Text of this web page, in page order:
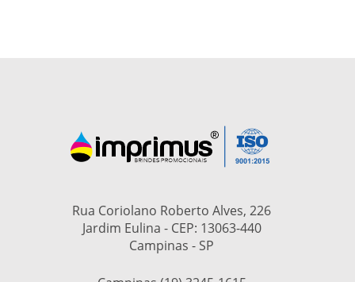
Rua Coriolano Roberto Alves, 226
Jardim Eulina - CEP: 13063-440
Campinas - SP